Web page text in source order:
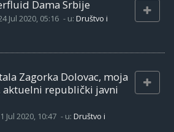
Dama Srbije
Jul 2020, 05:16 - u: Društvo i
Zagorka Dolovac, moja
aktuelni republički javni
Jul 2020, 10:47 - u: Društvo i